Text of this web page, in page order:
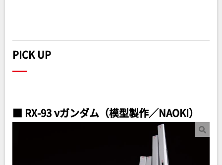
PICK UP
■ RX-93 νガンダム（模型製作／NAOKI）